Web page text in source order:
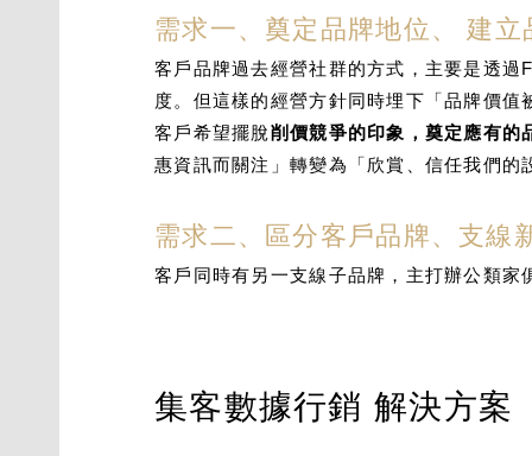
需求一、奠定品牌地位、 建立
客戶品牌過去經營社群的方式，主要是透
度。但這樣的經營方針同時埋下「品牌價值
客戶希望擺脫削價競爭的印象，奠定應有的
惠資訊而關注」轉變為「欣賞、信任我們的
需求二、區分客戶品牌、支線
客戶同時有另一支線子品牌，主打辦公類
集客數據行銷 解決方案